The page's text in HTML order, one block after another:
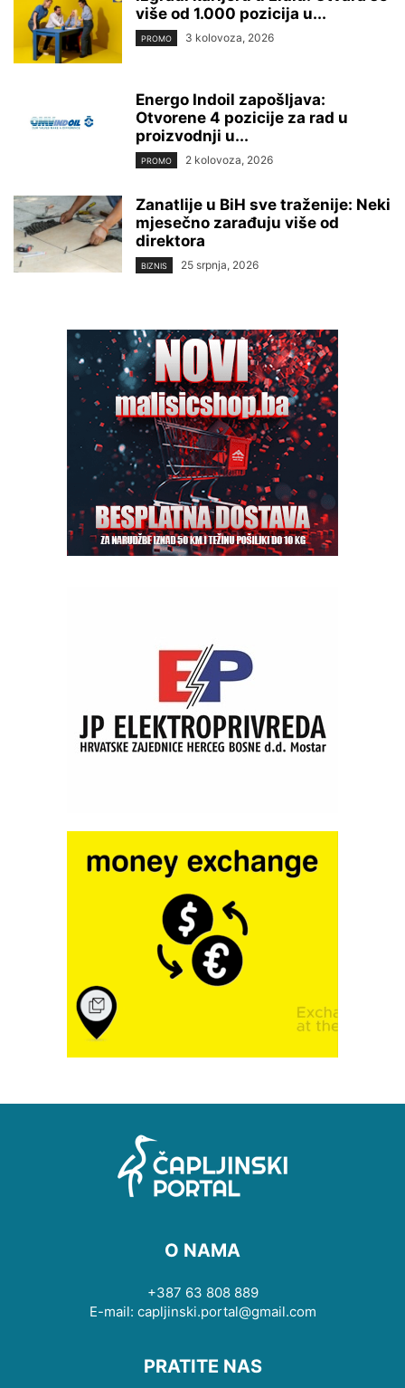
više od 1.000 pozicija u...
PROMO 3 kolovoza, 2026
Energo Indoil zapošljava:
Otvorene 4 pozicije za rad u
proizvodnji u...
PROMO 2 kolovoza, 2026
Zanatlije u BiH sve traženije: Neki
mjesečno zarađuju više od
direktora
BIZNIS 25 srpnja, 2026
O NAMA
+387 63 808 889
E-mail: capljinski.portal@gmail.com
PRATITE NAS